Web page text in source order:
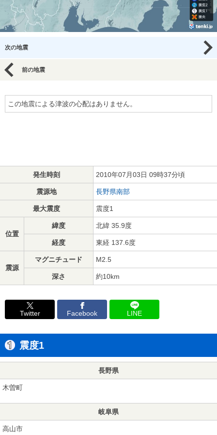
次の地震
前の地震
この地震による津波の心配はありません。
発生時刻 2010年07月03日 09時37分頃
震源地 長野県南部
最大震度 震度1
位置
緯度 北緯 35.9度
経度 東経 137.6度
震源
マグニチュード M2.5
深さ 約10km
Twitter Facebook LINE
震度1
長野県
木曽町
岐阜県
高山市